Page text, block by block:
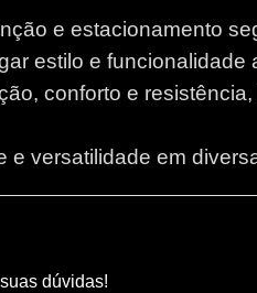
e estacionamento
estilo e funcionalidade
conforto e
e versatilidade em
dúvidas!